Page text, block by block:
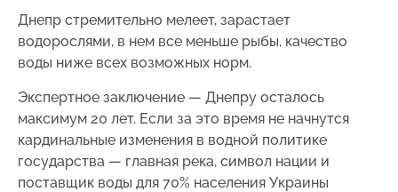
Днепр стремительно мелеет, зарастает
водорослями, в нем все меньше рыбы, качество
воды ниже всех возможных норм.
Экспертное заключение — Днепру осталось
максимум 20 лет. Если за это время не начнутся
кардинальные изменения в водной политике
государства — главная река, символ нации и
поставщик воды для 70% населения Украины